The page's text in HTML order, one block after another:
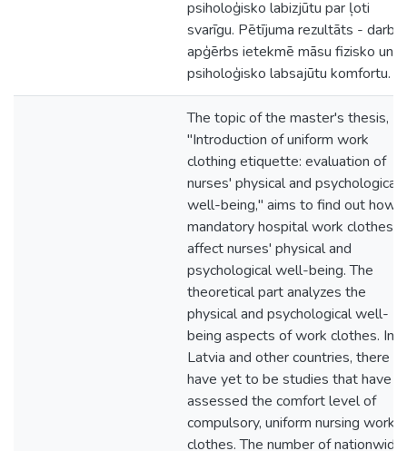
psiholoģisko labizjūtu par ļoti
svarīgu. Pētījuma rezultāts - darba
apģērbs ietekmē māsu fizisko un
psiholoģisko labsajūtu komfortu.
The topic of the master's thesis,
"Introduction of uniform work
clothing etiquette: evaluation of
nurses' physical and psychological
well-being," aims to find out how
mandatory hospital work clothes
affect nurses' physical and
psychological well-being. The
theoretical part analyzes the
physical and psychological well-
being aspects of work clothes. In
Latvia and other countries, there
have yet to be studies that have
assessed the comfort level of
compulsory, uniform nursing work
clothes. The number of nationwide